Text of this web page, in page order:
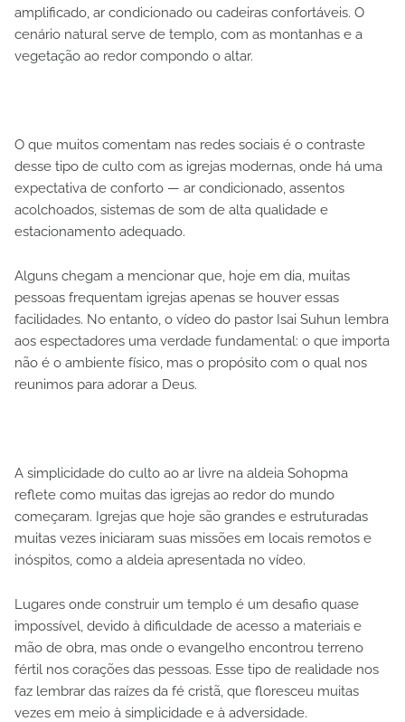
amplificado, ar condicionado ou cadeiras confortáveis. O
cenário natural serve de templo, com as montanhas e a
vegetação ao redor compondo o altar.
O que muitos comentam nas redes sociais é o contraste
desse tipo de culto com as igrejas modernas, onde há uma
expectativa de conforto — ar condicionado, assentos
acolchoados, sistemas de som de alta qualidade e
estacionamento adequado.
Alguns chegam a mencionar que, hoje em dia, muitas
pessoas frequentam igrejas apenas se houver essas
facilidades. No entanto, o vídeo do pastor Isai Suhun lembra
aos espectadores uma verdade fundamental: o que importa
não é o ambiente físico, mas o propósito com o qual nos
reunimos para adorar a Deus.
A simplicidade do culto ao ar livre na aldeia Sohopma
reflete como muitas das igrejas ao redor do mundo
começaram. Igrejas que hoje são grandes e estruturadas
muitas vezes iniciaram suas missões em locais remotos e
inóspitos, como a aldeia apresentada no vídeo.
Lugares onde construir um templo é um desafio quase
impossível, devido à dificuldade de acesso a materiais e
mão de obra, mas onde o evangelho encontrou terreno
fértil nos corações das pessoas. Esse tipo de realidade nos
faz lembrar das raízes da fé cristã, que floresceu muitas
vezes em meio à simplicidade e à adversidade.